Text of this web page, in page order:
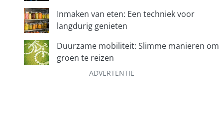
Inmaken van eten: Een techniek voor
langdurig genieten
Duurzame mobiliteit: Slimme manieren om
groen te reizen
ADVERTENTIE